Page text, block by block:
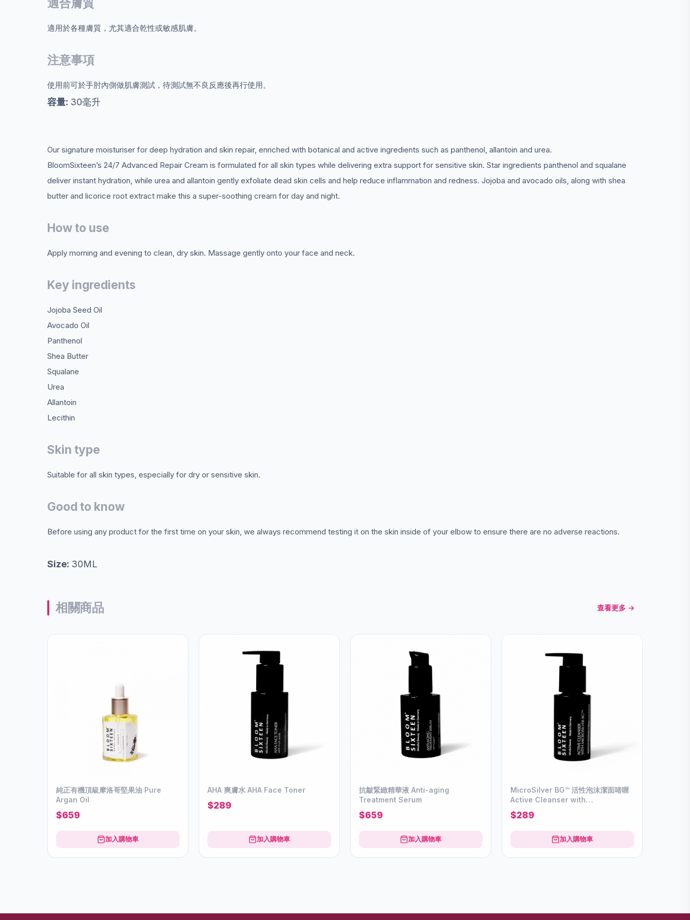
適用於各種膚質，尤其適合乾性或敏感肌膚。
注意事項
使用前可於手肘內側做肌膚測試，待測試無不良反應後再行使用。
容量: 30毫升
Our signature moisturiser for deep hydration and skin repair, enriched with botanical and active ingredients such as panthenol, allantoin and urea.
BloomSixteen’s 24/7 Advanced Repair Cream is formulated for all skin types while delivering extra support for sensitive skin. Star ingredients panthenol and squalane
deliver instant hydration, while urea and allantoin gently exfoliate dead skin cells and help reduce inflammation and redness. Jojoba and avocado oils, along with shea
butter and licorice root extract make this a super-soothing cream for day and night.
How to use
Apply morning and evening to clean, dry skin. Massage gently onto your face and neck.
Key ingredients
Jojoba Seed Oil
Avocado Oil
Panthenol
Shea Butter
Squalane
Urea
Allantoin
Lecithin
Skin type
Suitable for all skin types, especially for dry or sensitive skin.
Good to know
Before using any product for the first time on your skin, we always recommend testing it on the skin inside of your elbow to ensure there are no adverse reactions.
Size: 30ML
相關商品 查看更多 →
純正有機頂級摩洛哥堅果油 Pure
Argan Oil
$659
加入購物車
AHA 爽膚水 AHA Face Toner
$289
加入購物車
抗皺緊緻精華液 Anti-aging
Treatment Serum
$659
加入購物車
MicroSilver BG™ 活性泡沫潔面啫喱
Active Cleanser with
MicroSilverBG™
$289
加入購物車